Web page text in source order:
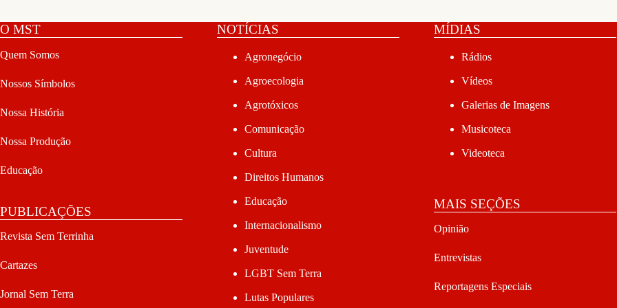
O MST
Quem Somos
Nossos Símbolos
Nossa História
Nossa Produção
Educação
PUBLICAÇÕES
Revista Sem Terrinha
Cartazes
Jornal Sem Terra
NOTÍCIAS
Agronegócio
Agroecologia
Agrotóxicos
Comunicação
Cultura
Direitos Humanos
Educação
Internacionalismo
Juventude
LGBT Sem Terra
Lutas Populares
MÍDIAS
Rádios
Vídeos
Galerias de Imagens
Musicoteca
Videoteca
MAIS SEÇÕES
Opinião
Entrevistas
Reportagens Especiais